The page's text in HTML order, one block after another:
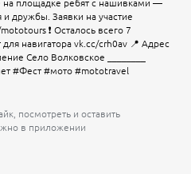
площадке ребят с нашивками —
дружбы. Заявки на участие
❗ Осталось всего 7
навигатора vk.cc/crh0av 📍 Адрес
Село Волковское ________
#Фест #мото #mototravel
посмотреть и оставить
в приложении